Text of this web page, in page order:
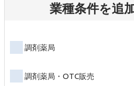
業種条件を追
調剤薬局
調剤薬局・OTC販売